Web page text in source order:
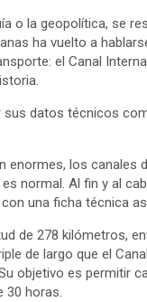
o la geopolítica, se
ha vuelto a
el Canal
datos técnicos
enormes, los
normal. Al fin y al
una ficha técnica
de 278 kilómetros,
de largo que el
objetivo es permitir
30 horas.